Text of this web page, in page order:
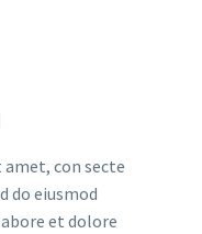
con secte
do eiusmod
et dolore